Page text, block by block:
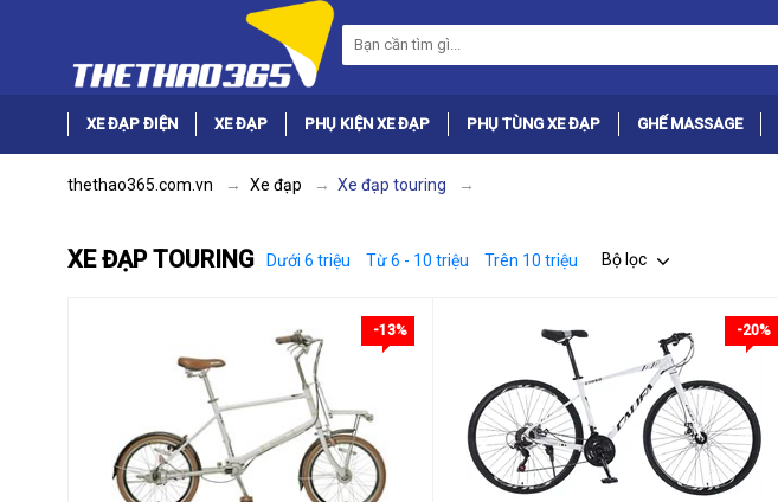
XE ĐẠP ĐIỆN XE ĐẠP PHỤ KIỆN XE ĐẠP PHỤ TÙNG XE ĐẠP GHẾ MASSAGE
thethao365.com.vn Xe đạp Xe đạp touring
XE ĐẠP TOURING Dưới 6 triệu Từ 6 - 10 triệu Trên 10 triệu Bộ lọc
-13% -20%